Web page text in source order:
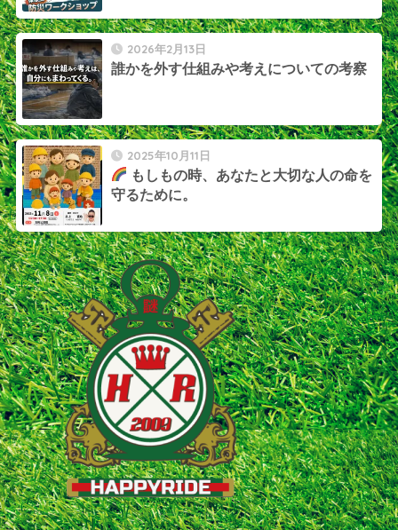
2026年2月13日
誰かを外す仕組みや考えについての考察
2025年10月11日
もしもの時、あなたと大切な人の命を
守るために。